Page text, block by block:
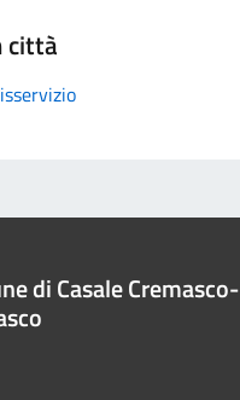
città
di Casale Cremasco-